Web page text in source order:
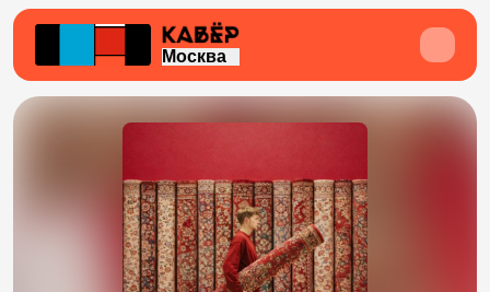
Москва